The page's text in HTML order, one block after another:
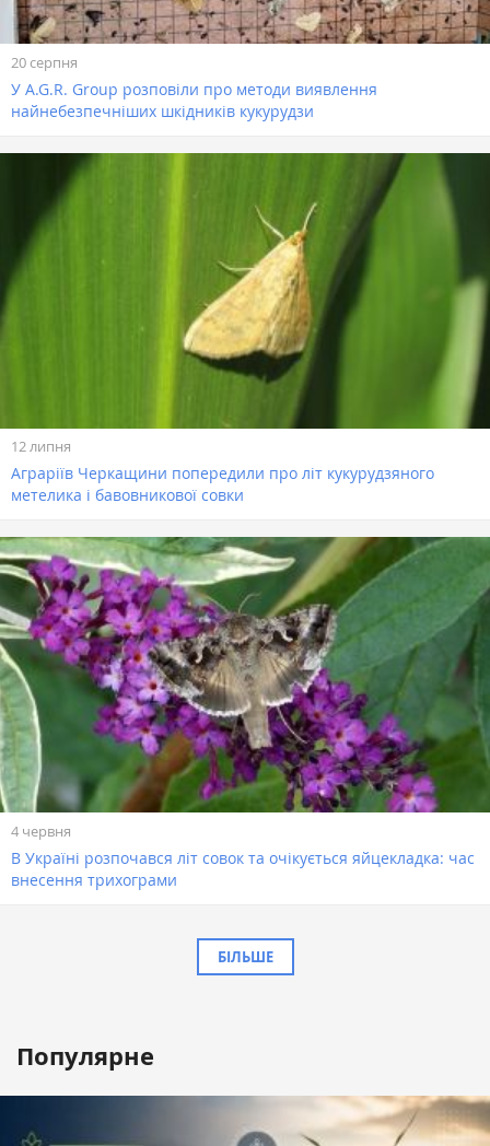
20 серпня
У A.G.R. Group розповіли про методи виявлення
найнебезпечніших шкідників кукурудзи
12 липня
Аграріїв Черкащини попередили про літ кукурудзяного
метелика і бавовникової совки
4 червня
В Україні розпочався літ совок та очікується яйцекладка: час
внесення трихограми
БІЛЬШЕ
Популярне